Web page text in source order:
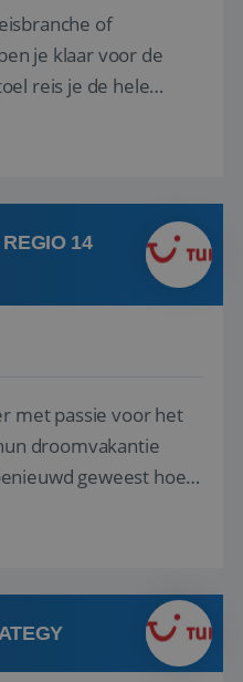
of
je klaar voor de
reis je de hele
en wat er in de
droomreis te
14
met passie voor het
droomvakantie
geweest hoe
Dan is een
leergie...